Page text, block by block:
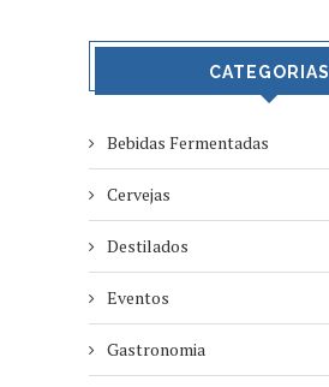
CATEGORIAS
Bebidas Fermentadas
Cervejas
Destilados
Eventos
Gastronomia